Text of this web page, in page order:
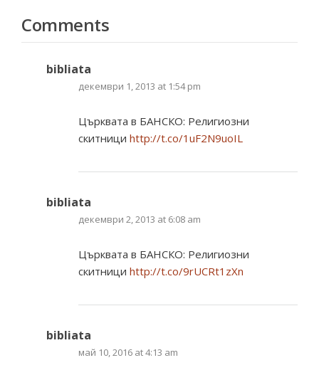
Comments
bibliata
декември 1, 2013 at 1:54 pm
Църквата в БАНСКО: Религиозни
скитници http://t.co/1uF2N9uoIL
bibliata
декември 2, 2013 at 6:08 am
Църквата в БАНСКО: Религиозни
скитници http://t.co/9rUCRt1zXn
bibliata
май 10, 2016 at 4:13 am